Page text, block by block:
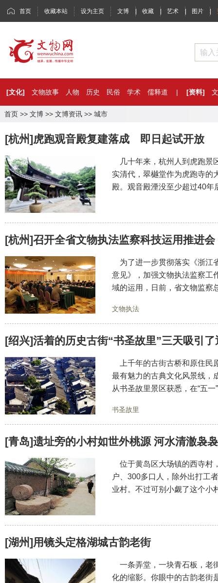
首页 收藏本站 设为主页 文博 | 收藏 | 艺术 | 图片 |
[文化] 文物故事 人物 历史 民俗 学术 儒释道 | [资料]
首页 >> 文博 >> 文博资讯 >> 城市
[杭州]虎跑观音殿复建落成 即日起试开放
几十年来，杭州人到虎跑景
实清代，翠樾堂作为虎跑寺
殿。观音殿湮没至少超过40
[杭州]召开全省文物执法监察科技运用推进会
为了进一步贯彻落实《浙江
意见》，加强文物执法监察工
域的运用，日前，省文物监
文物执法
[绍兴]活着的历史古街“书圣故里”三天吸引
上千年的古街古桥和原住民
最有魅力的古典文化风景线，
从书圣故里景区获悉，在“五
书圣故里
[青岛]遗址旁的小村如世外桃源 河水清澈袅
位于黄岛区大场镇的西寺村
户、300多口人，除外出打工
业村。不过可别小觑了这个
[湖州]用镜头定格湖城古韵老街
一条弄堂，一块青石板，老
化的缩影。你眼中的古韵老街